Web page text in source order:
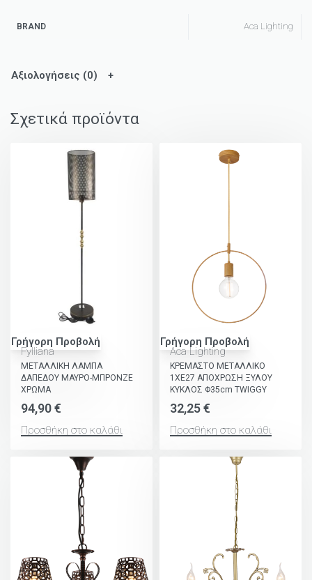
BRAND Aca Lighting
Αξιολογήσεις (0)
Σχετικά προϊόντα
Γρήγορη Προβολή
Fylliana
ΜΕΤΑΛΛΙΚΗ ΛΑΜΠΑ
ΔΑΠΕΔΟΥ ΜΑΥΡΟ-ΜΠΡΟΝΖΕ
ΧΡΩΜΑ
94,90€
Προσθήκη στο καλάθι
Γρήγορη Προβολή
Aca Lighting
ΚΡΕΜΑΣΤΟ ΜΕΤΑΛΛΙΚΟ
1ΧΕ27 ΑΠΟΧΡΩΣΗ ΞΥΛΟΥ
ΚΥΚΛΟΣ Φ35cm TWIGGY
32,25€
Προσθήκη στο καλάθι